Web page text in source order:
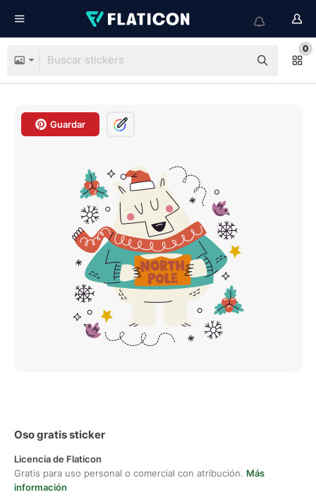
0
Guardar
Oso gratis sticker
Licencia de Flaticon
Gratis para uso personal o comercial con atribución. Más
información